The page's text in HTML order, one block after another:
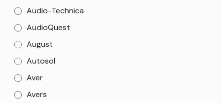
Audio-Technica
AudioQuest
August
Autosol
Aver
Avers